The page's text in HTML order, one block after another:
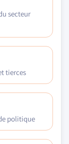
secteur
tierces
politique